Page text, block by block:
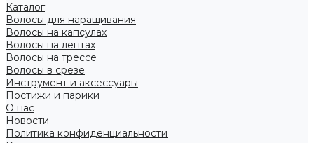
Каталог
Волосы для наращивания
Волосы на капсулах
Волосы на лентах
Волосы на трессе
Волосы в срезе
Инструмент и аксессуары
Постижи и парики
О нас
Новости
Политика конфиденциальности